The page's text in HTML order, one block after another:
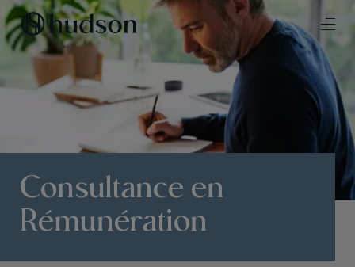
Consultance en
Rémunération